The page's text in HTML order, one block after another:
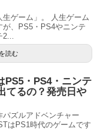
ゲーム」。 人生ゲーム
、PS5・PS4やニンテ
読む
PS5・PS4・ニンテ
てるの？発売日や
ズルアドベンチャー
はPS1時代のゲームです